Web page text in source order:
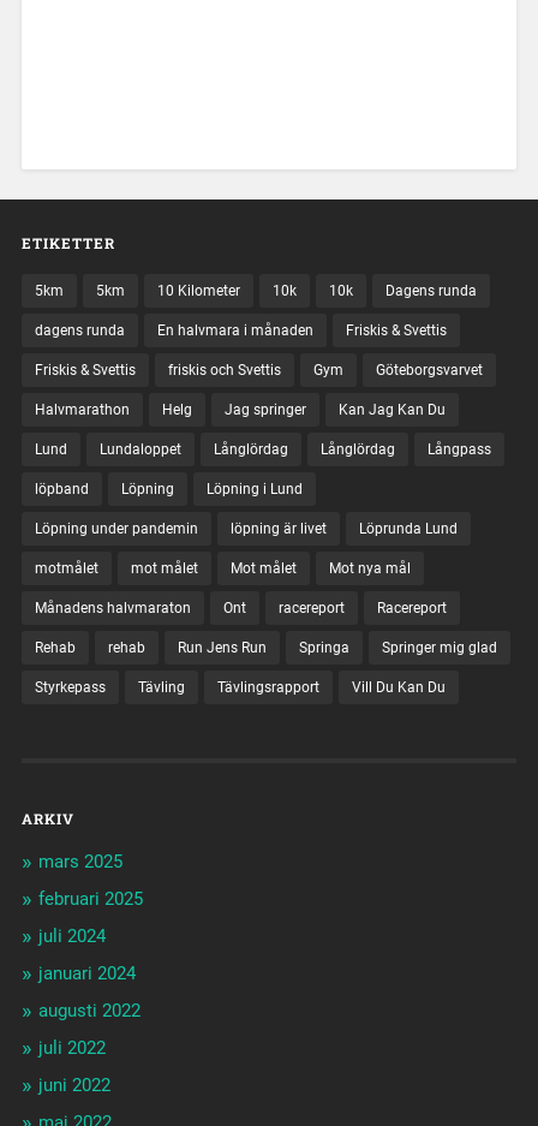
ETIKETTER
5km 5km 10 Kilometer 10k 10k Dagens runda
dagens runda En halvmara i månaden Friskis & Svettis
Friskis & Svettis friskis och Svettis Gym Göteborgsvarvet
Halvmarathon Helg Jag springer Kan Jag Kan Du
Lund Lundaloppet Långlördag Långlördag Långpass
löpband Löpning Löpning i Lund
Löpning under pandemin löpning är livet Löprunda Lund
motmålet mot målet Mot målet Mot nya mål
Månadens halvmaraton Ont racereport Racereport
Rehab rehab Run Jens Run Springa Springer mig glad
Styrkepass Tävling Tävlingsrapport Vill Du Kan Du
ARKIV
mars 2025
februari 2025
juli 2024
januari 2024
augusti 2022
juli 2022
juni 2022